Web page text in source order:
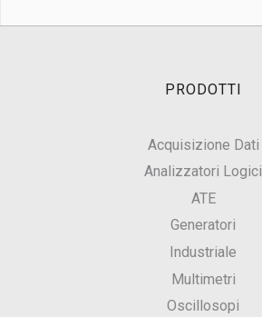
PRODOTTI
Acquisizione Dati
Analizzatori Logici
ATE
Generatori
Industriale
Multimetri
Oscillosopi